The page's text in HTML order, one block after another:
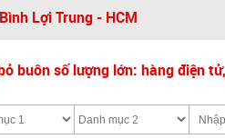
Lợi Trung - HCM
buôn số lượng lớn: hàng điện